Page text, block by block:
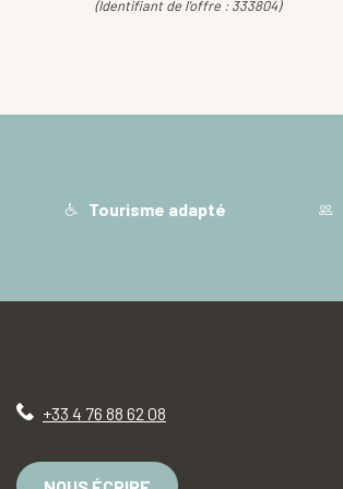
(Identifiant de l'offre : 333804)
Tourisme adapté
+33 4 76 88 62 08